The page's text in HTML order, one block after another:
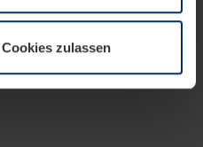
können Sie jederzeit
Website ändern oder
zulassen